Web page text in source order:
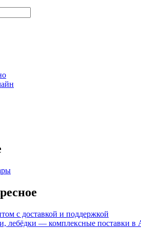
с доставкой и поддержкой
лебёдки — комплексные поставки в